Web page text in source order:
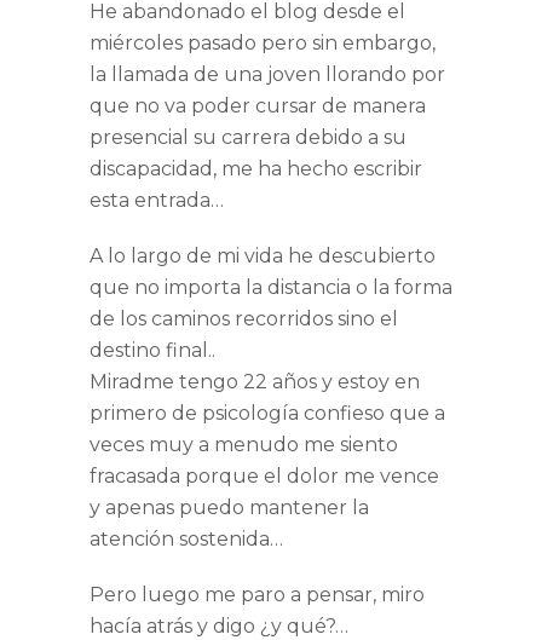
He abandonado el blog desde el
miércoles pasado pero sin embargo,
la llamada de una joven llorando por
que no va poder cursar de manera
presencial su carrera debido a su
discapacidad, me ha hecho escribir
esta entrada…
A lo largo de mi vida he descubierto
que no importa la distancia o la forma
de los caminos recorridos sino el
destino final..
Miradme tengo 22 años y estoy en
primero de psicología confieso que a
veces muy a menudo me siento
fracasada porque el dolor me vence
y apenas puedo mantener la
atención sostenida…
Pero luego me paro a pensar, miro
hacía atrás y digo ¿y qué?…